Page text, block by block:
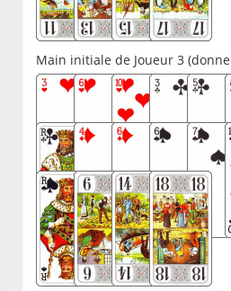
Main initiale de Joueur 3